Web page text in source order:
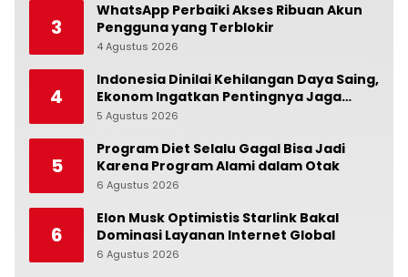
3
WhatsApp Perbaiki Akses Ribuan Akun
Pengguna yang Terblokir
4 Agustus 2026
4
Indonesia Dinilai Kehilangan Daya Saing,
Ekonom Ingatkan Pentingnya Jaga
Independensi Bank Indonesia
5 Agustus 2026
5
Program Diet Selalu Gagal Bisa Jadi
Karena Program Alami dalam Otak
6 Agustus 2026
6
Elon Musk Optimistis Starlink Bakal
Dominasi Layanan Internet Global
6 Agustus 2026